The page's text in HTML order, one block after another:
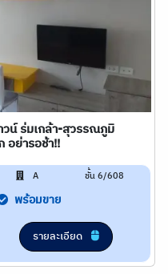
น์ ร่มเกล้า-สุวรรณภูมิ
อย่ารอช้า!!
A ชั้น 6/608
พร้อมขาย
รายละเอียด